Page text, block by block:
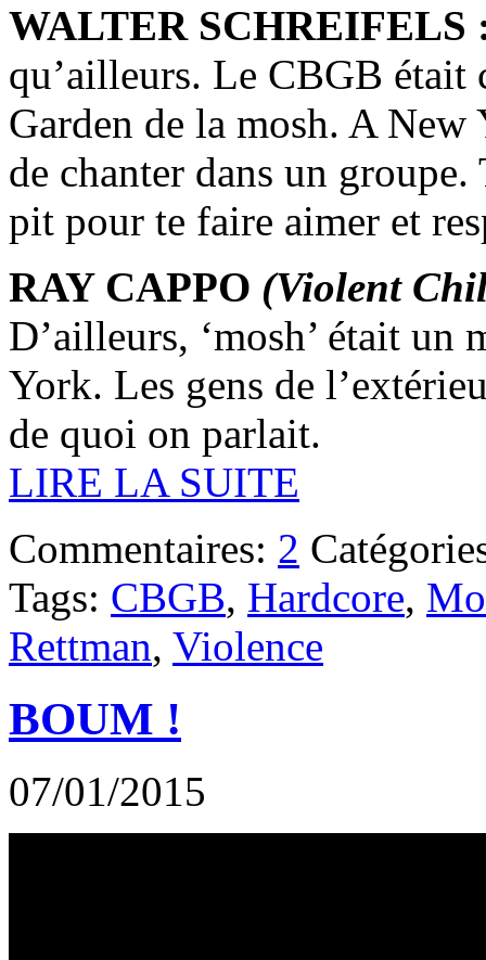
WALTER SCHREIFELS
qu’ailleurs. Le CBGB était
Garden de la mosh. A New
de chanter dans un
pit pour te faire aimer et
RAY CAPPO (Violent
D’ailleurs, ‘mosh’ était
York. Les gens de
de quoi on parlait.
LIRE LA SUITE
Commentaires: 2
Tags: CBGB, Hardcore,
Rettman, Violence
BOUM !
07/01/2015